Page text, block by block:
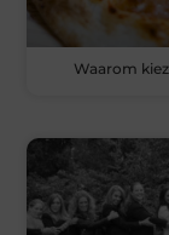
Waarom